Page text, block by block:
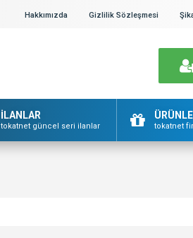
Hakkımızda Gizlilik Sözleşmesi
İLANLAR
tokatnet güncel seri ilanlar tokatnet